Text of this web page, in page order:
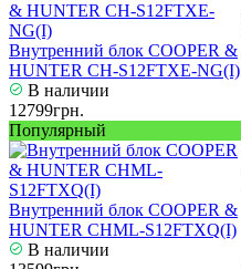
Внутренний блок COOPER &
HUNTER CH-S12FTXE-NG(I)
В наличии
12799грн.
Популярный
Внутренний блок COOPER &
HUNTER CHML-S12FTXQ(I)
В наличии